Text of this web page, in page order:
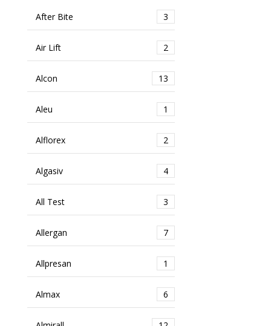
After Bite 3
Air Lift 2
Alcon 13
Aleu 1
Alflorex 2
Algasiv 4
All Test 3
Allergan 7
Allpresan 1
Almax 6